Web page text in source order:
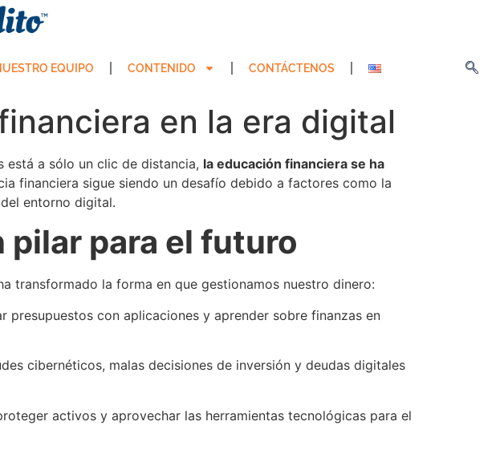
EQUIPO CONTENIDO CONTÁCTENOS
en la era digital
está a sólo un clic de distancia, la educación financiera se ha
financiera sigue siendo un desafío debido a factores como la
entorno digital.
para el futuro
transformado la forma en que gestionamos nuestro dinero:
con aplicaciones y aprender sobre finanzas en
cibernéticos, malas decisiones de inversión y deudas digitales
activos y aprovechar las herramientas tecnológicas para el